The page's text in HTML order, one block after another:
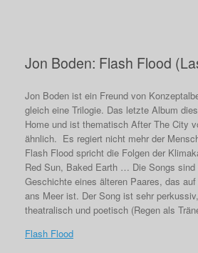
Jon Boden: Flash Flood
Jon Boden ist ein Freund von
gleich eine Trilogie. Das letzte Album
Home und ist thematisch After The City
ähnlich. Es regiert nicht mehr der
Flash Flood spricht die Folgen der
Red Sun, Baked Earth … Die Songs sind
Geschichte eines älteren Paares, das
ans Meer ist. Der Song ist sehr
theatralisch und poetisch (Regen als
Flash Flood